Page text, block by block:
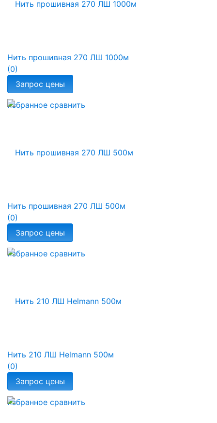
избранное сравнить
Нить прошивная 270 ЛШ 1000м
(0)
избранное сравнить
Нить прошивная 270 ЛШ 500м
(0)
избранное сравнить
Нить 210 ЛШ Helmann 500м
(0)